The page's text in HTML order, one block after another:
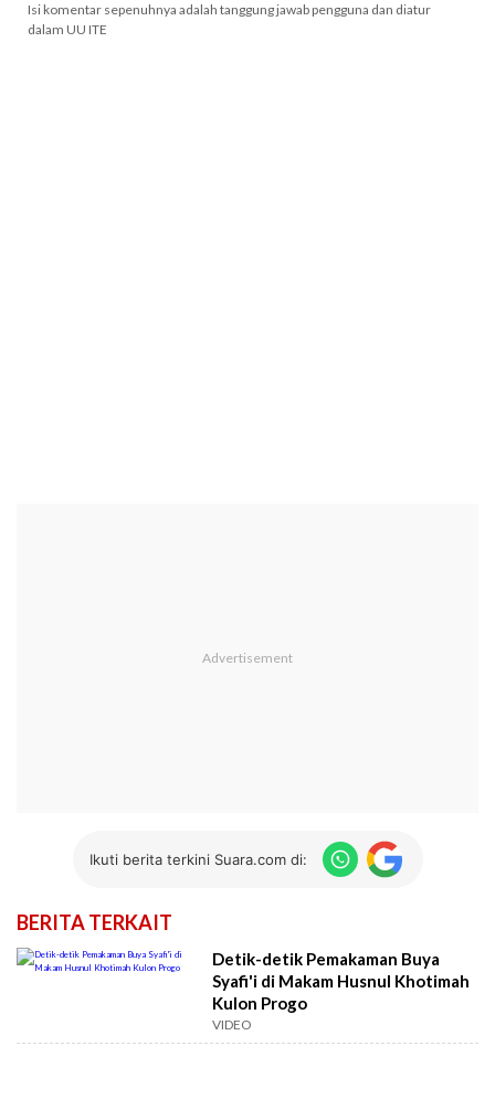
Isi komentar sepenuhnya adalah tanggung jawab pengguna dan diatur
dalam UU ITE
Ikuti berita terkini Suara.com di:
BERITA TERKAIT
Detik-detik Pemakaman Buya
Syafi'i di Makam Husnul Khotimah
Kulon Progo
VIDEO